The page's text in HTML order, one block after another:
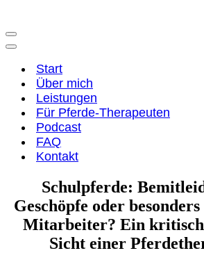
Navigationsmenü
Navigationsmenü
Start
Über mich
Leistungen
Für Pferde-Therapeuten
Podcast
FAQ
Kontakt
Schulpferde:
Geschöpfe oder
Mitarbeiter? Ein
Sicht einer